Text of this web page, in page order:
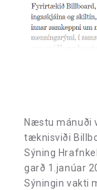
Næstu mánuði
tæknisviði
Sýning
garð 1.janúar
Sýningin vakti